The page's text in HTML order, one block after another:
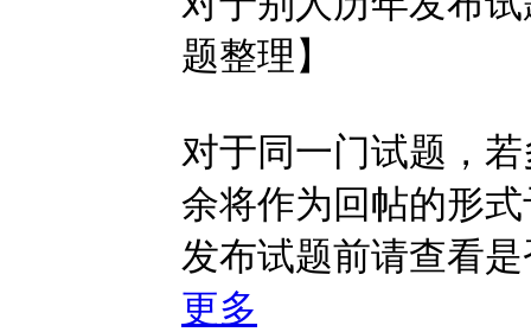
题整理】
对于同一门试题，
余将作为回帖的形
发布试题前请查看
更多